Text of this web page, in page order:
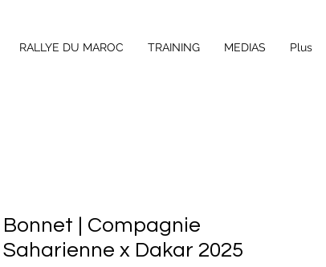
Bonnet | Compagnie
Saharienne x Dakar 2025
RALLYE DU MAROC TRAINING MEDIAS Plus